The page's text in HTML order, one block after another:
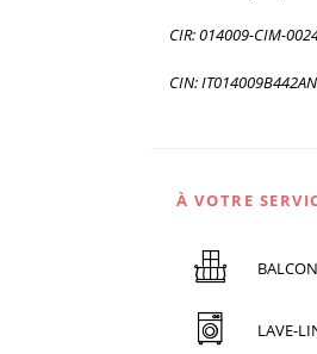
CIR: 014009-CIM-
CIN:
À VOTRE
BALCON
LAVE-